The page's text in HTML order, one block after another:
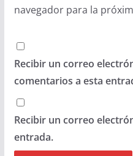
navegador para la
Recibir un correo
comentarios a esta
Recibir un correo
entrada.